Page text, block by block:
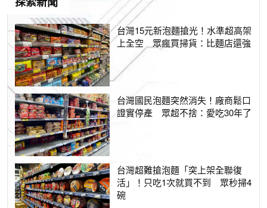
台灣15元新泡麵搶光！水準超高架
上全空 眾瘋買掃貨：比麵店還強
台灣國民泡麵突然消失！廠商鬆口
證實停產 眾超不捨：愛吃30年了
台灣超難搶泡麵「突上架全聯復
活」！只吃1次就買不到 眾秒掃4
碗